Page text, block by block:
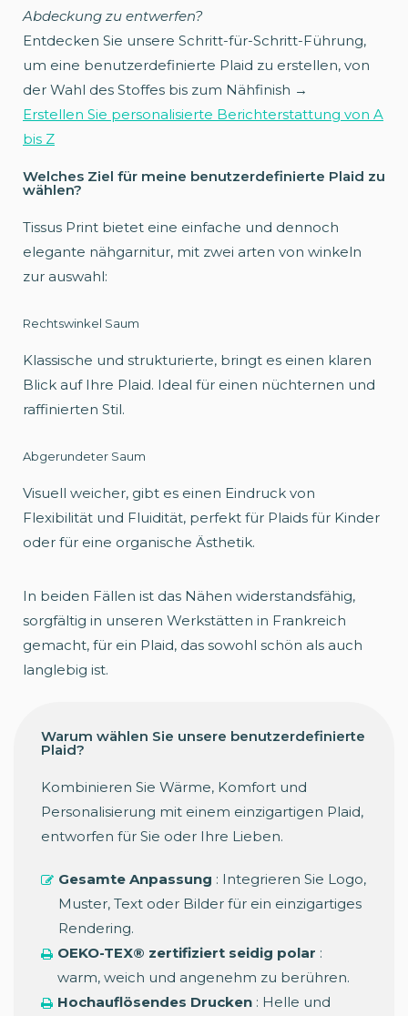
Abdeckung zu entwerfen?
Entdecken Sie unsere Schritt-für-Schritt-Führung,
um eine benutzerdefinierte Plaid zu erstellen, von
der Wahl des Stoffes bis zum Nähfinish →
Erstellen Sie personalisierte Berichterstattung von A
bis Z
Welches Ziel für meine benutzerdefinierte Plaid zu
wählen?
Tissus Print bietet eine einfache und dennoch
elegante nähgarnitur, mit zwei arten von winkeln
zur auswahl:
Rechtswinkel Saum
Klassische und strukturierte, bringt es einen klaren
Blick auf Ihre Plaid. Ideal für einen nüchternen und
raffinierten Stil.
Abgerundeter Saum
Visuell weicher, gibt es einen Eindruck von
Flexibilität und Fluidität, perfekt für Plaids für Kinder
oder für eine organische Ästhetik.
In beiden Fällen ist das Nähen widerstandsfähig,
sorgfältig in unseren Werkstätten in Frankreich
gemacht, für ein Plaid, das sowohl schön als auch
langlebig ist.
Warum wählen Sie unsere benutzerdefinierte
Plaid?
Kombinieren Sie Wärme, Komfort und
Personalisierung mit einem einzigartigen Plaid,
entworfen für Sie oder Ihre Lieben.
Gesamte Anpassung : Integrieren Sie Logo,
Muster, Text oder Bilder für ein einzigartiges
Rendering.
OEKO-TEX® zertifiziert seidig polar :
warm, weich und angenehm zu berühren.
Hochauflösendes Drucken : Helle und